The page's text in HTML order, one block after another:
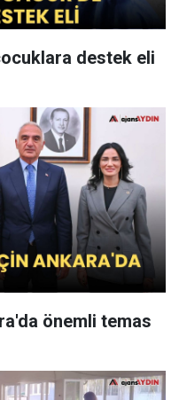
destek eli
önemli temas